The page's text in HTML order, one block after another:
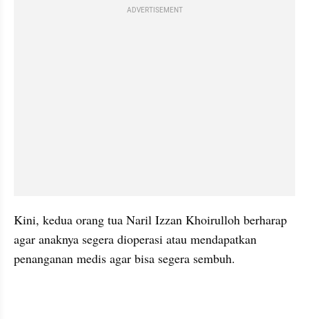
ADVERTISEMENT
Kini, kedua orang tua Naril Izzan Khoirulloh berharap
agar anaknya segera dioperasi atau mendapatkan
penanganan medis agar bisa segera sembuh.